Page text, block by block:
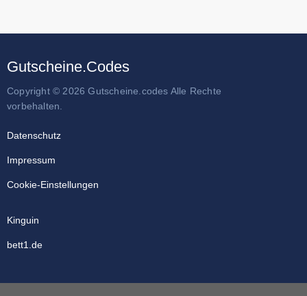
Gutscheine.Codes
Copyright © 2026 Gutscheine.codes Alle Rechte
vorbehalten.
Datenschutz
Impressum
Cookie-Einstellungen
Kinguin
bett1.de